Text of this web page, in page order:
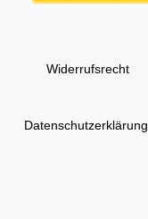
Widerrufs­recht
Daten­schutz­erklärung